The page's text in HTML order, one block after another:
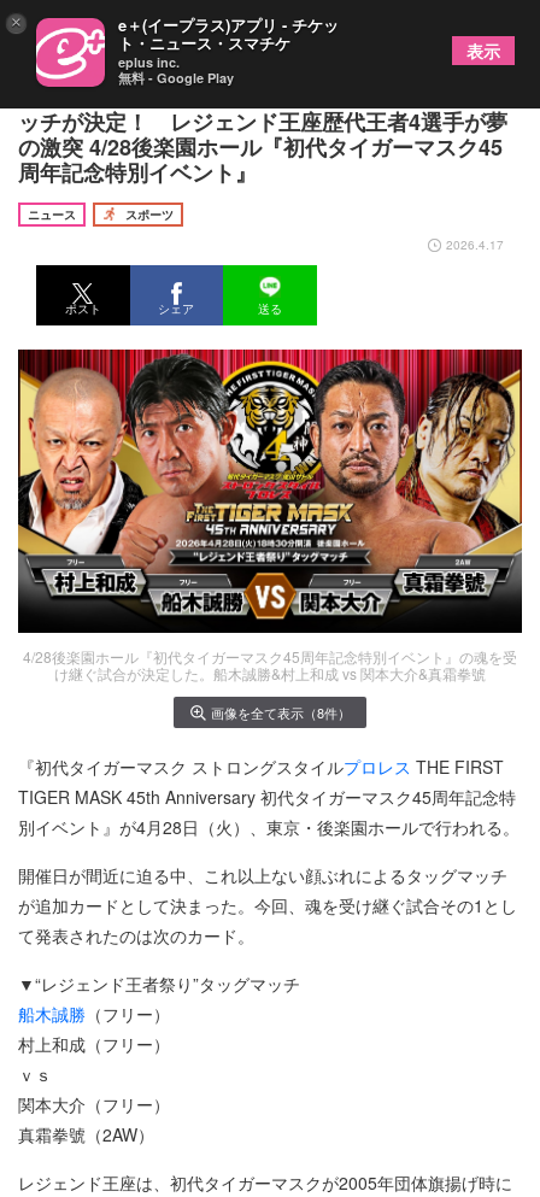
船木誠勝&村上和成 vs 関本大介&真霜拳號タッグマ
ッチが決定！ レジェンド王座歴代王者4選手が夢
の激突 4/28後楽園ホール『初代タイガーマスク45
周年記念特別イベント』
ニュース
スポーツ
2026.4.17
ポスト シェア 送る
4/28後楽園ホール『初代タイガーマスク45周年記念特別イベント』の魂を受
け継ぐ試合が決定した。船木誠勝&村上和成 vs 関本大介&真霜拳號
画像を全て表示（8件）
『初代タイガーマスク ストロングスタイルプロレス THE FIRST
TIGER MASK 45th Anniversary 初代タイガーマスク45周年記念特
別イベント』が4月28日（火）、東京・後楽園ホールで行われる。
開催日が間近に迫る中、これ以上ない顔ぶれによるタッグマッチ
が追加カードとして決まった。今回、魂を受け継ぐ試合その1とし
て発表されたのは次のカード。
▼“レジェンド王者祭り”タッグマッチ
船木誠勝 （フリー）
村上和成（フリー）
ｖｓ
関本大介（フリー）
真霜拳號（2AW）
レジェンド王座は、初代タイガーマスクが2005年団体旗揚げ時に
× e＋(イープラス)アプリ - チケッ
ト・ニュース・スマチケ
eplus inc.
無料 - Google Play
表示